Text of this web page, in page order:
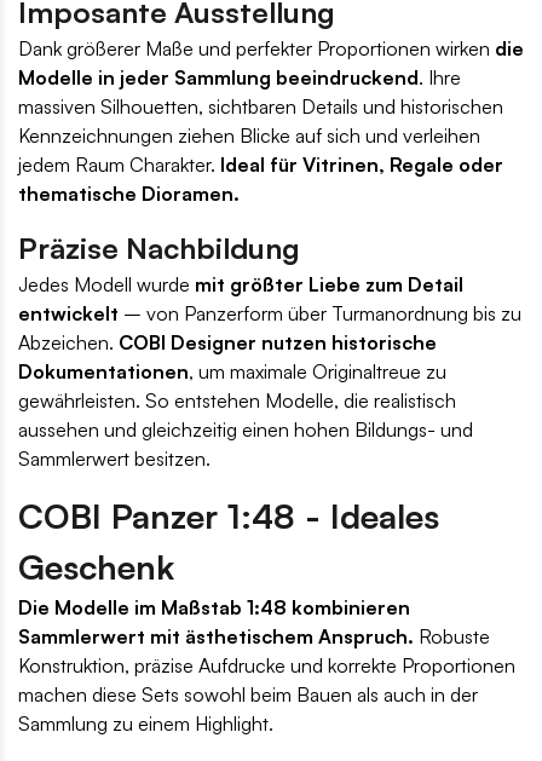
Imposante Ausstellung
Dank größerer Maße und perfekter Proportionen wirken die
Modelle in jeder Sammlung beeindruckend. Ihre
massiven Silhouetten, sichtbaren Details und historischen
Kennzeichnungen ziehen Blicke auf sich und verleihen
jedem Raum Charakter. Ideal für Vitrinen, Regale oder
thematische Dioramen.
Präzise Nachbildung
Jedes Modell wurde mit größter Liebe zum Detail
entwickelt – von Panzerform über Turmanordnung bis zu
Abzeichen. COBI Designer nutzen historische
Dokumentationen, um maximale Originaltreue zu
gewährleisten. So entstehen Modelle, die realistisch
aussehen und gleichzeitig einen hohen Bildungs- und
Sammlerwert besitzen.
COBI Panzer 1:48 - Ideales
Geschenk
Die Modelle im Maßstab 1:48 kombinieren
Sammlerwert mit ästhetischem Anspruch. Robuste
Konstruktion, präzise Aufdrucke und korrekte Proportionen
machen diese Sets sowohl beim Bauen als auch in der
Sammlung zu einem Highlight.